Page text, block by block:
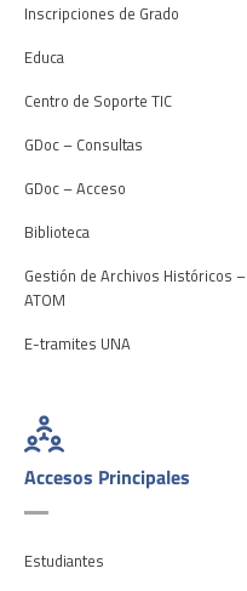
Inscripciones de Grado
Educa
Centro de Soporte TIC
GDoc – Consultas
GDoc – Acceso
Biblioteca
Gestión de Archivos Históricos –
ATOM
E-tramites UNA
Accesos Principales
Estudiantes